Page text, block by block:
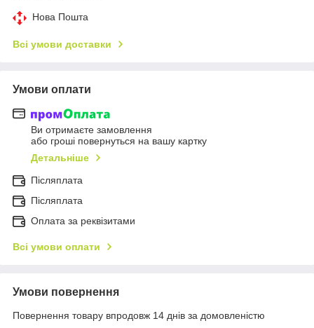
Нова Пошта
Всі умови доставки
Умови оплати
Ви отримаєте замовлення
або гроші повернуться на вашу картку
Детальніше
Післяплата
Пiсляплата
Оплата за реквізитами
Всі умови оплати
Умови повернення
Повернення товару впродовж 14 днів за домовленістю